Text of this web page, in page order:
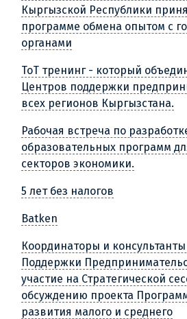
Кыргызской Республики
программе обмена опытом с
органами
ТоТ тренинг - который
Центров поддержки
всех регионов Кыргызстана.
Рабочая встреча по
образовательных программ
секторов экономики.
5 лет без налогов
Batken
Координаторы и
Поддержки
участие на Стратегической
обсуждению проекта
развития малого и среднего